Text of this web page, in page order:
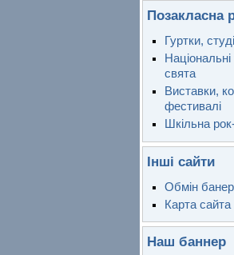
Позакласна
Гуртки,
Національні
свята
Виставки,
фестивалі
Шкільна
Інші сайти
Обмін
Карта сайта
Наш баннер